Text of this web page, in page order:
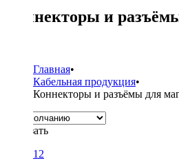
Коннекторы и
Главная•
Кабельная продукция•
Коннекторы и разъёмы для
Показать
12